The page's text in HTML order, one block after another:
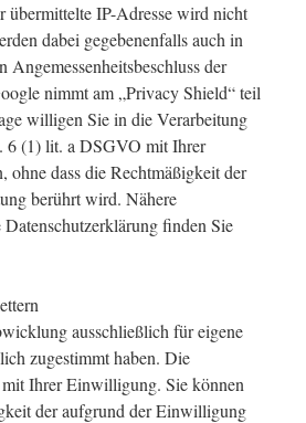
übermittelte IP-Adresse wird nicht
dabei gegebenenfalls auch in
der
nimmt am „Privacy Shield“ teil
willigen Sie in die Verarbeitung
6 (1) lit. a DSGVO mit Ihrer
dass die Rechtmäßigkeit der
berührt wird. Nähere
finden Sie
ausschließlich für eigene
zugestimmt haben. Die
Ihrer Einwilligung. Sie können
der aufgrund der Einwilligung